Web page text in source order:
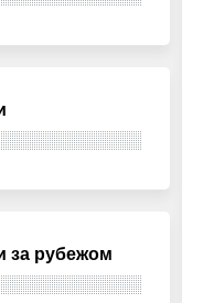
за рубежом